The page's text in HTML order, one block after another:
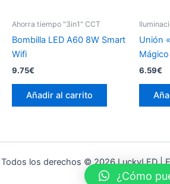
Ahorra tiempo "3in1" CCT
Bombilla LED A60 8W Smart
Wifi
9.75€
Añadir al carrito
Unión
6.59€
Todos los derechos © 2026 LuckyLED |
Astra para¿Cómo